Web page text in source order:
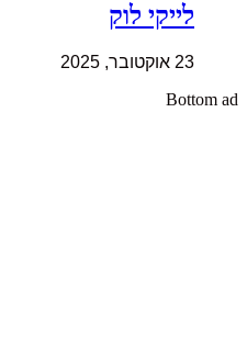
לייקי לוק
23 אוקטובר, 2025
Bottom ad